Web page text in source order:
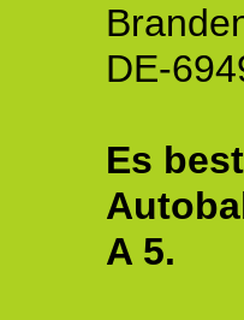
DE-
Es
A 5.